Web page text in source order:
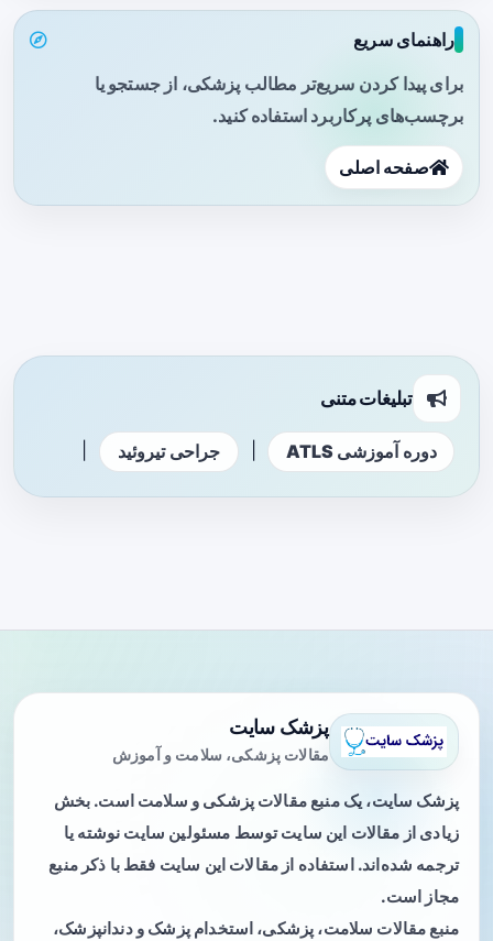
راهنمای سریع
برای پیدا کردن سریع‌تر مطالب پزشکی، از جستجو یا
برچسب‌های پرکاربرد استفاده کنید.
صفحه اصلی
تبلیغات متنی
دوره آموزشی ATLS جراحی تیروئید
پزشک سایت
مقالات پزشکی، سلامت و آموزش
پزشک سایت، یک منبع مقالات پزشکی و سلامت است. بخش
زیادی از مقالات این سایت توسط مسئولین سایت نوشته یا
ترجمه شده‌اند. استفاده از مقالات این سایت فقط با ذکر منبع
مجاز است.
منبع مقالات سلامت، پزشکی، استخدام پزشک و دندانپزشک،